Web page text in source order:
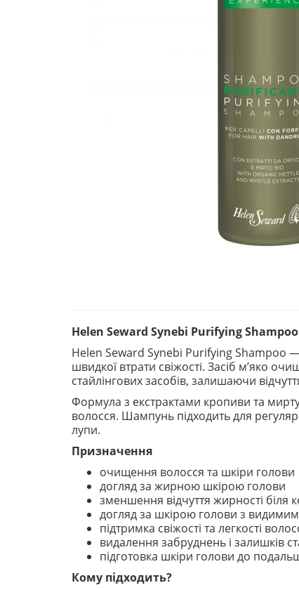
Helen Seward Synebi Purifying
Helen Seward Synebi Purifying
швидкої втрати свіжості. Засіб м’яко
стайлінгових засобів, залишаючи
Формула з екстрактами кропиви та
волосся. Шампунь підходить для
лупи.
Призначення
очищення волосся та шкіри голови
догляд за жирною шкірою голови
зменшення відчуття жирності біля
догляд за шкірою голови з
підтримка свіжості та легкості
видалення забруднень і залишків
підготовка шкіри голови до
Кому підходить?